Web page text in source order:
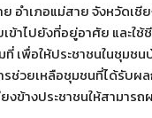
ย อำเภอแม่สาย จังหวัด
ข้าไปยังที่อยู่อาศัย และใ
เพื่อให้ประชาชนในชุมช
ช่วยเหลือชุมชนที่ได้รับผ
งข้างประชาชนให้สามาร